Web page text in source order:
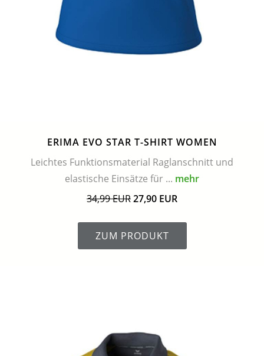
ERIMA EVO STAR T-SHIRT WOMEN
Leichtes Funktionsmaterial Raglanschnitt und
elastische Einsätze für ... mehr
34,99 EUR27,90 EUR
ZUM PRODUKT